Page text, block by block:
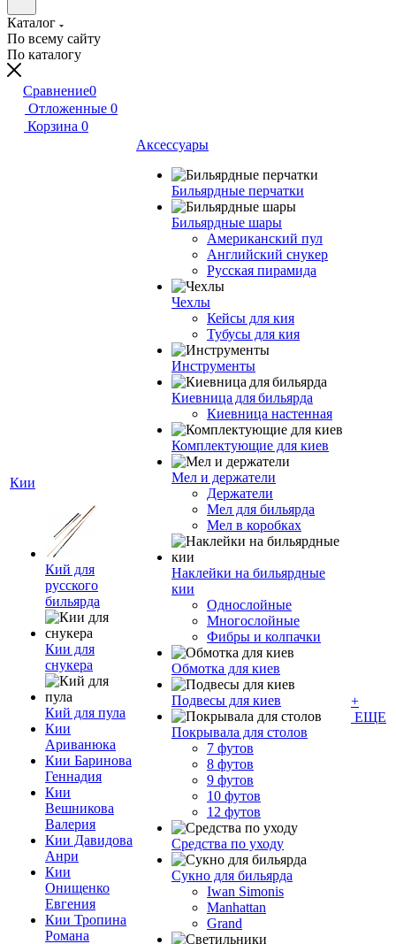
Каталог
По всему сайту
По каталогу
Сравнение0
Отложенные 0
Корзина 0
Кии
Кий для
русского
бильярда
Кии для
снукера
Кий для пула
Кии
Ариванюка
Кии Баринова
Геннадия
Кии
Вешникова
Валерия
Кии Давидова
Анри
Кии
Онищенко
Евгения
Кии Тропина
Романа
Аксессуары
Бильярдные перчатки
Бильярдные шары
Американский пул
Английский снукер
Русская пирамида
Чехлы
Кейсы для кия
Тубусы для кия
Инструменты
Киевница для бильярда
Киевница настенная
Комплектующие для киев
Мел и держатели
Держатели
Мел для бильярда
Мел в коробках
Наклейки на бильярдные
кии
Однослойные
Многослойные
Фибры и колпачки
Обмотка для киев
Подвесы для киев
Покрывала для столов
7 футов
8 футов
9 футов
10 футов
12 футов
Средства по уходу
Сукно для бильярда
Iwan Simonis
Manhattan
Grand
+
ЕЩЕ